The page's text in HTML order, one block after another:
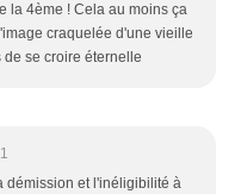
la 4ème ! Cela au moins ça
craquelée d'une vieille
se croire éternelle
démission et l'inéligibilité à